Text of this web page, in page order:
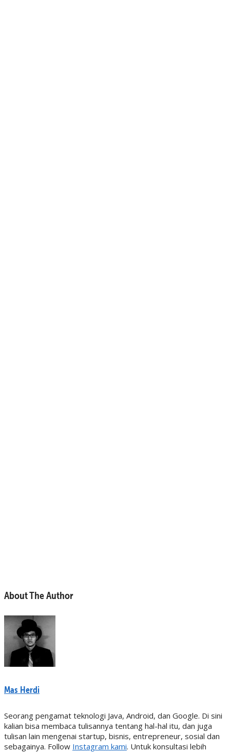
About The Author
Mas Herdi
Seorang pengamat teknologi Java, Android, dan Google. Di sini
kalian bisa membaca tulisannya tentang hal-hal itu, dan juga
tulisan lain mengenai startup, bisnis, entrepreneur, sosial dan
sebagainya. Follow Instagram kami. Untuk konsultasi lebih